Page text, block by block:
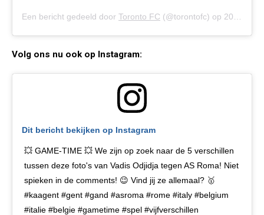
Een bericht gedeeld door Toronto FC (@torontofc) op 20 Mrt 2020 om 10:05 (PDT)
Volg ons nu ook op Instagram:
Dit bericht bekijken op Instagram
💥 GAME-TIME 💥 We zijn op zoek naar de 5 verschillen
tussen deze foto's van Vadis Odjidja tegen AS Roma! Niet
spieken in de comments! 😉 Vind jij ze allemaal? 🥇
#kaagent #gent #gand #asroma #rome #italy #belgium
#italie #belgie #gametime #spel #vijfverschillen